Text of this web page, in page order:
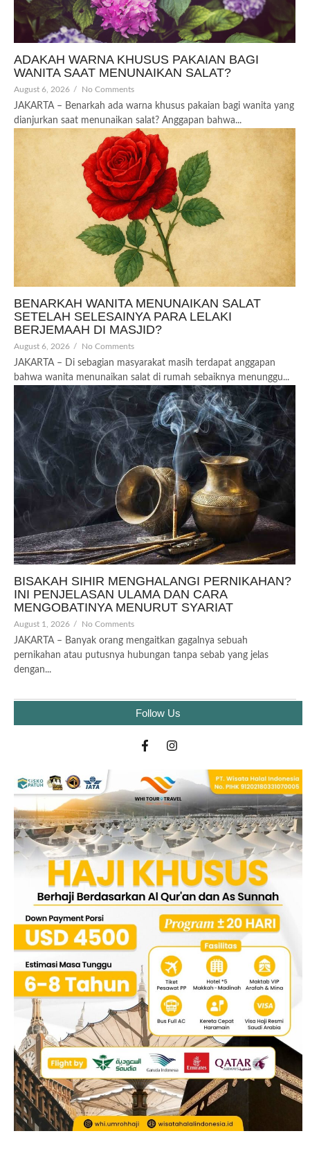
ADAKAH WARNA KHUSUS PAKAIAN BAGI
WANITA SAAT MENUNAIKAN SALAT?
August 6, 2026 / No Comments
JAKARTA – Benarkah ada warna khusus pakaian bagi wanita yang
dianjurkan saat menunaikan salat? Anggapan bahwa...
BENARKAH WANITA MENUNAIKAN SALAT
SETELAH SELESAINYA PARA LELAKI
BERJEMAAH DI MASJID?
August 6, 2026 / No Comments
JAKARTA – Di sebagian masyarakat masih terdapat anggapan
bahwa wanita menunaikan salat di rumah sebaiknya menunggu...
BISAKAH SIHIR MENGHALANGI PERNIKAHAN?
INI PENJELASAN ULAMA DAN CARA
MENGOBATINYA MENURUT SYARIAT
August 1, 2026 / No Comments
JAKARTA – Banyak orang mengaitkan gagalnya sebuah
pernikahan atau putusnya hubungan tanpa sebab yang jelas
dengan...
Follow Us